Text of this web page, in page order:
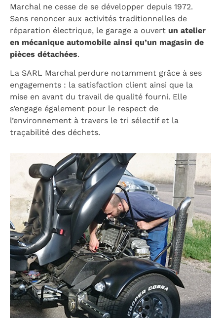
Marchal ne cesse de se développer depuis 1972.
Sans renoncer aux activités traditionnelles de
réparation électrique, le garage a ouvert un atelier
en mécanique automobile ainsi qu’un magasin de
pièces détachées.
La SARL Marchal perdure notamment grâce à ses
engagements : la satisfaction client ainsi que la
mise en avant du travail de qualité fourni. Elle
s’engage également pour le respect de
l’environnement à travers le tri sélectif et la
traçabilité des déchets.